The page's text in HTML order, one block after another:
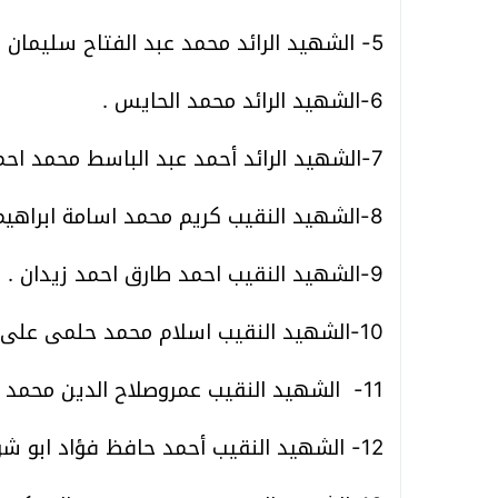
5- الشهيد الرائد محمد عبد الفتاح سليمان عبد الحفيظ.
6-الشهيد الرائد محمد الحايس .
7-الشهيد الرائد أحمد عبد الباسط محمد احمد .
8-الشهيد النقيب كريم محمد اسامة ابراهيم فرحات .
9-الشهيد النقيب احمد طارق احمد زيدان .
10-الشهيد النقيب اسلام محمد حلمى على مشهور.
11- الشهيد النقيب عمروصلاح الدين محمد عفيفى .
12- الشهيد النقيب أحمد حافظ فؤاد ابو شوشة .